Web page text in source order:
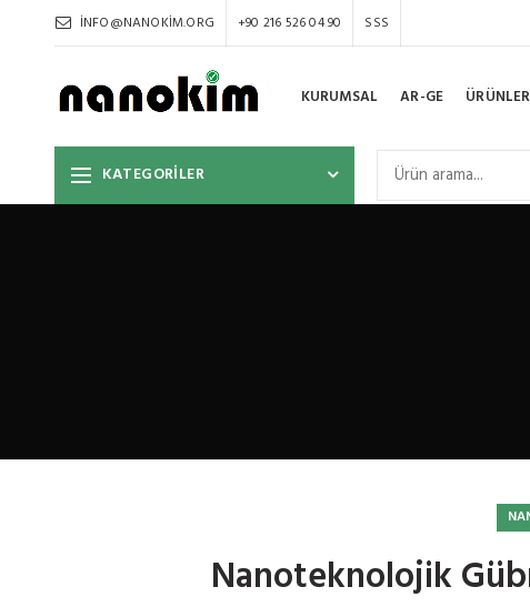
INFO@NANOKIM.ORG +90 216 526 04 90 SSS
KURUMSAL AR-GE ÜRÜNLER
KATEGORİLER
Nanoteknolojik